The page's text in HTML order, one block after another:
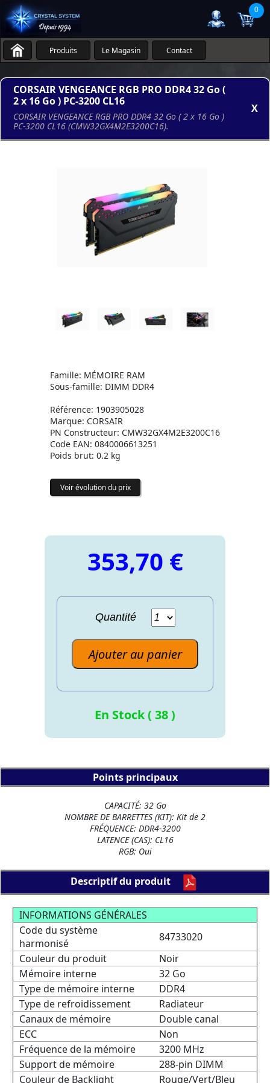
0
Produits Le Magasin Contact
CORSAIR VENGEANCE RGB PRO DDR4 32 Go (
2 x 16 Go ) PC-3200 CL16
CORSAIR VENGEANCE RGB PRO DDR4 32 Go ( 2 x 16 Go )
PC-3200 CL16 (CMW32GX4M2E3200C16).
X
Famille: MÉMOIRE RAM
Sous-famille: DIMM DDR4
Référence: 1903905028
Marque: CORSAIR
PN Constructeur: CMW32GX4M2E3200C16
Code EAN: 0840006613251
Poids brut: 0.2 kg
Voir évolution du prix
353,70 €
Quantité
Ajouter au panier
En Stock ( 38 )
Points principaux
CAPACITÉ: 32 Go
NOMBRE DE BARRETTES (KIT): Kit de 2
FRÉQUENCE: DDR4-3200
LATENCE (CAS): CL16
RGB: Oui
Descriptif du produit
INFORMATIONS GÉNÉRALES
Code du système
harmonisé
84733020
Couleur du produit
Noir
Mémoire interne
32 Go
Type de mémoire interne
DDR4
Type de refroidissement
Radiateur
Canaux de mémoire
Double canal
ECC
Non
Fréquence de la mémoire
3200 MHz
Support de mémoire
288-pin DIMM
Couleur de Backlight
Rouge/Vert/Bleu